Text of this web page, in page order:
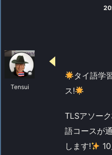
Tensui
タイ語学
ス!
TLSアソー
語コースが
します!